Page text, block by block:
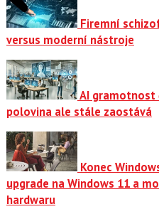
Firemní
versus moderní nástroje
AI gramotnost
polovina ale stále zaostává
Konec
upgrade na Windows 11 a
hardwaru